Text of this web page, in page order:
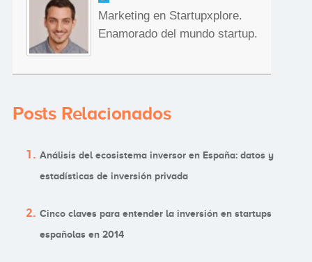
Marketing en Startupxplore.
Enamorado del mundo startup.
Posts Relacionados
Análisis del ecosistema inversor en España: datos y
estadísticas de inversión privada
Cinco claves para entender la inversión en startups
españolas en 2014